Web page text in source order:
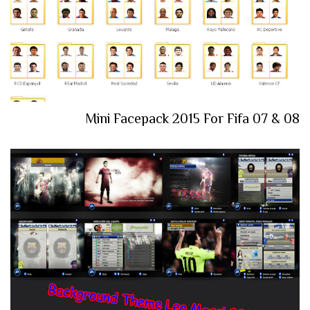
Mini Facepack 2015 For Fifa 07 & 08